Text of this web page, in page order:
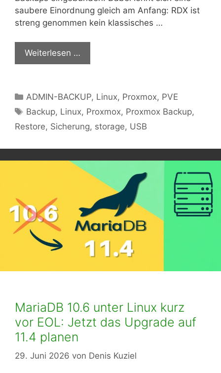
saubere Einordnung gleich am Anfang: RDX ist
streng genommen kein klassisches …
Weiterlesen …
Kategorien
ADMIN-BACKUP, Linux, Proxmox, PVE
Schlagwörter
Backup, Linux, Proxmox, Proxmox Backup,
Restore, Sicherung, storage, USB
MariaDB 10.6 unter Linux kurz
vor EOL: Jetzt das Upgrade auf
11.4 planen
29. Juni 2026 von Denis Kuziel